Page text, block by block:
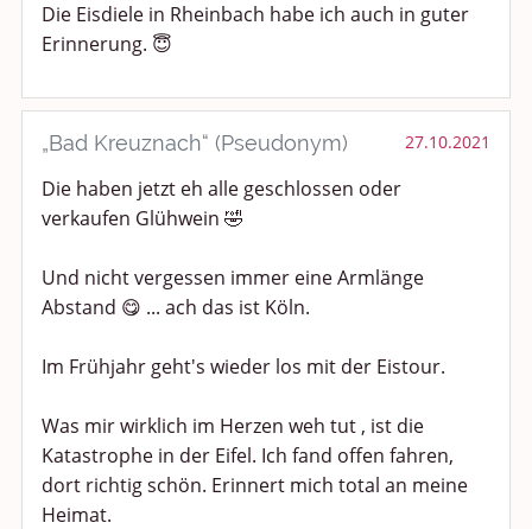
Die Eisdiele in Rheinbach habe ich auch in guter
Erinnerung. 😇
„Bad Kreuznach“ (Pseudonym) 27.10.2021
Die haben jetzt eh alle geschlossen oder
verkaufen Glühwein 🤣
Und nicht vergessen immer eine Armlänge
Abstand 😋 ... ach das ist Köln.
Im Frühjahr geht's wieder los mit der Eistour.
Was mir wirklich im Herzen weh tut , ist die
Katastrophe in der Eifel. Ich fand offen fahren,
dort richtig schön. Erinnert mich total an meine
Heimat.